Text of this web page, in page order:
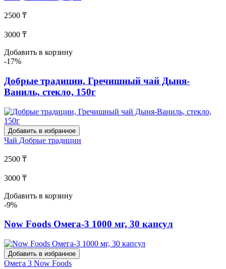
2500 ₸
3000 ₸
Добавить в корзину
-17%
Добрые традиции, Гречишный чай Дыня-
Ваниль, стекло, 150г
Добавить в избранное
Чай Добрые традиции
2500 ₸
3000 ₸
Добавить в корзину
-9%
Now Foods Омега-3 1000 мг, 30 капсул
Добавить в избранное
Омега 3 Now Foods